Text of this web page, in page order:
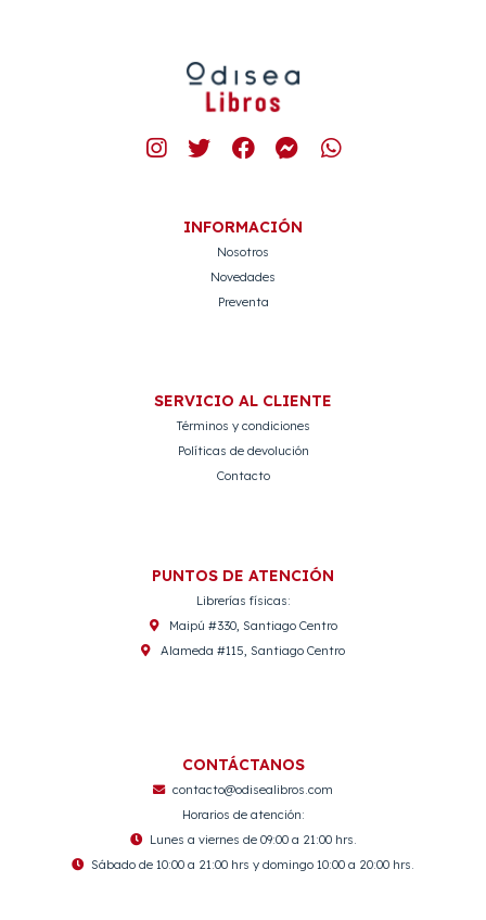
INFORMACIÓN
Nosotros
Novedades
Preventa
SERVICIO AL CLIENTE
Términos y condiciones
Políticas de devolución
Contacto
PUNTOS DE ATENCIÓN
Librerías físicas:
Maipú #330, Santiago Centro
Alameda #115, Santiago Centro
CONTÁCTANOS
contacto@odisealibros.com
Horarios de atención:
Lunes a viernes de 09:00 a 21:00 hrs.
Sábado de 10:00 a 21:00 hrs y domingo 10:00 a 20:00 hrs.